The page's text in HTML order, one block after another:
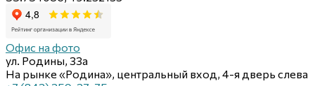
Офис на фото
ул. Родины, 33а
На рынке «Родина», центральный вход, 4-я дверь слева